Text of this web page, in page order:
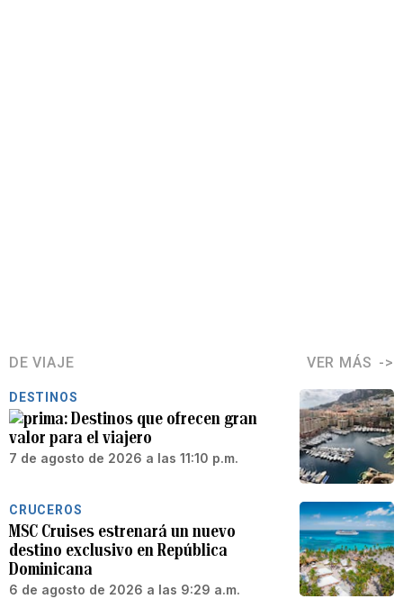
DE VIAJE VER MÁS
DESTINOS
Destinos que ofrecen gran
valor para el viajero
7 de agosto de 2026 a las 11:10 p.m.
CRUCEROS
MSC Cruises estrenará un nuevo
destino exclusivo en República
Dominicana
6 de agosto de 2026 a las 9:29 a.m.